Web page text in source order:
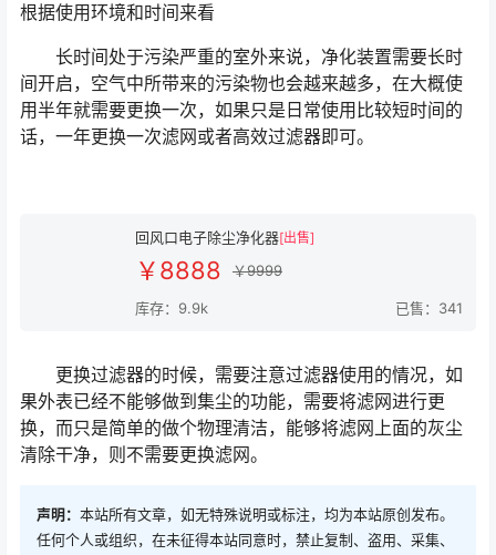
根据使用环境和时间来看
长时间处于污染严重的室外来说，净化装置需要长时
间开启，空气中所带来的污染物也会越来越多，在大概使
用半年就需要更换一次，如果只是日常使用比较短时间的
话，一年更换一次滤网或者高效过滤器即可。
回风口电子除尘净化器[出售]
￥8888 ￥9999
库存：9.9k 已售：341
更换过滤器的时候，需要注意过滤器使用的情况，如
果外表已经不能够做到集尘的功能，需要将滤网进行更
换，而只是简单的做个物理清洁，能够将滤网上面的灰尘
清除干净，则不需要更换滤网。
声明： 本站所有文章，如无特殊说明或标注，均为本站原创发布。
任何个人或组织，在未征得本站同意时，禁止复制、盗用、采集、